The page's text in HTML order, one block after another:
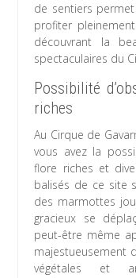
de sentiers
profiter
découvrant la
spectaculaires du
Possibilité
riches
Au Cirque de
vous avez la
flore riches et
balisés de ce site
des marmottes
gracieux se
peut-être même
majestueusement
végétales et